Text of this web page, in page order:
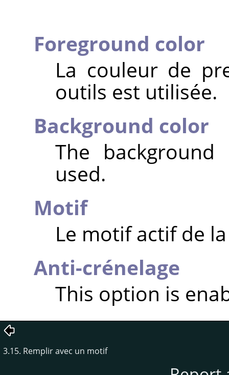
Foreground color
La couleur de
outils est utilisée.
Background color
The
used.
Motif
Le motif actif de
Anti-crénelage
This option is
3.15. Remplir avec un motif